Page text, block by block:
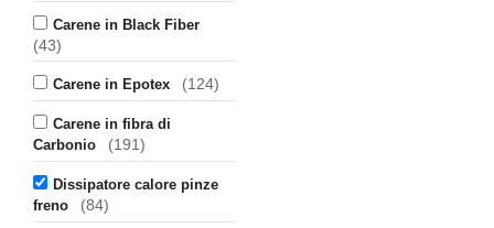
Carene in Black Fiber
(43)
Carene in Epotex (124)
Carene in fibra di
Carbonio
(191)
Dissipatore calore pinze
freno
(84)